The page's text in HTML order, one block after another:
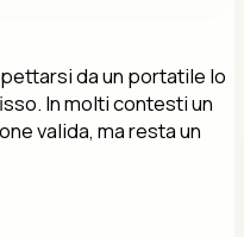
da un portatile lo
In molti contesti un
valida, ma resta un